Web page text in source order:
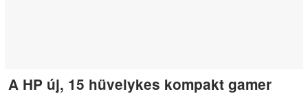
A HP új, 15 hüvelykes kompakt gamer